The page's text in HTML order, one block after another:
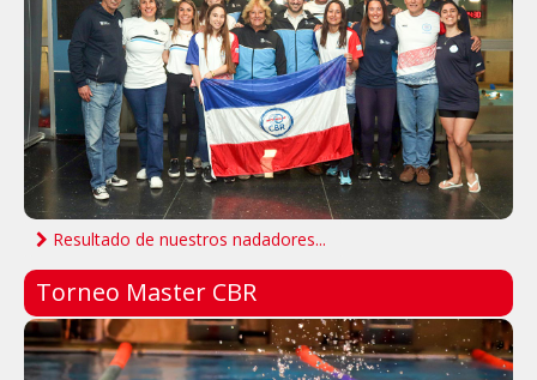
Resultado de nuestros nadadores...
Torneo Master CBR